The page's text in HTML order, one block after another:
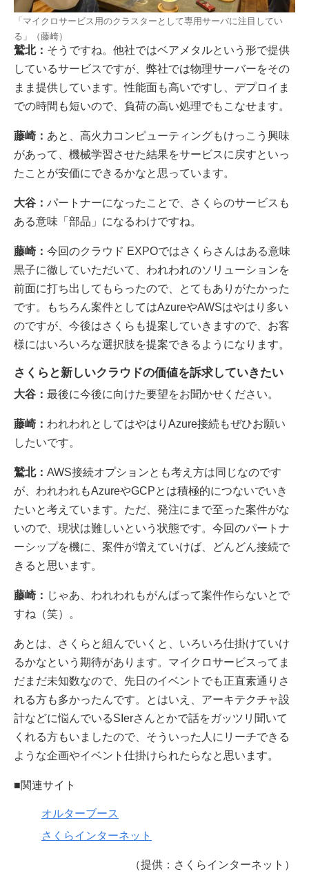
「マイクロサービス用のクラスターとして専用サーバに注目してい
る」（藤崎）
鷲北： そうですね。他社ではベアメタルという形で提供
しているサービスですが、弊社では物理サーバーをその
まま提供しています。性能面も高いですし、デプロイま
での時間も短いので、負荷の高い処理でもこなせます。
藤崎： あと、高火力コンピューティングもけっこう興味
があって、機械学習させた結果をサービスに戻すといっ
たことが安価にできるかなと思っています。
大谷： パートナーになったことで、さくらのサービスも
ある意味「部品」になるわけですね。
藤崎： 今回のクラウド EXPOではさくらさんはある意味
黒子に徹していただいて、われわれのソリューションを
前面に打ち出してもらったので、とてもありがたかった
です。もちろん案件としてはAzureやAWSはやはり多い
のですが、今後はさくらも提案していきますので、お客
様にはいろいろな選択肢を提案できるようになります。
さくらと新しいクラウドの価値を訴求していきたい
大谷： 最後に今後に向けた要望をお聞かせください。
藤崎： われわれとしてはやはりAzure接続もぜひお願い
したいです。
鷲北： AWS接続オプションとも考え方は同じなのです
が、われわれもAzureやGCPとは積極的につないでいき
たいと考えています。ただ、発注にまで至った案件がな
いので、現状は難しいという状態です。今回のパートナ
ーシップを機に、案件が増えていけば、どんどん接続で
きると思います。
藤崎： じゃあ、われわれもがんばって案件作らないとで
すね（笑）。
あとは、さくらと組んでいくと、いろいろ仕掛けていけ
るかなという期待があります。マイクロサービスってま
だまだ未知数なので、先日のイベントでも正直素通りさ
れる方も多かったんです。とはいえ、アーキテクチャ設
計などに悩んでいるSIerさんとかで話をガッツリ聞いて
くれる方もいましたので、そういった人にリーチできる
ような企画やイベント仕掛けられたらなと思います。
■関連サイト
オルターブース
さくらインターネット
（提供：さくらインターネット）